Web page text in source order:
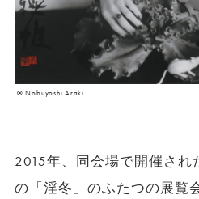
© Nobuyoshi Araki
2015年、同会場で開催され
の「淫冬」のふたつの展覧